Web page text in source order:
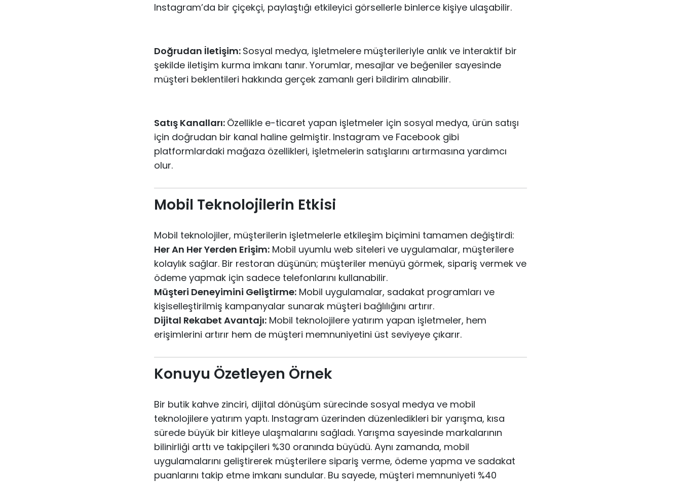
Instagram’da bir çiçekçi, paylaştığı etkileyici görsellerle binlerce kişiye ulaşabilir.
Doğrudan İletişim: Sosyal medya, işletmelere müşterileriyle anlık ve interaktif bir
şekilde iletişim kurma imkanı tanır. Yorumlar, mesajlar ve beğeniler sayesinde
müşteri beklentileri hakkında gerçek zamanlı geri bildirim alınabilir.
Satış Kanalları: Özellikle e-ticaret yapan işletmeler için sosyal medya, ürün satışı
için doğrudan bir kanal haline gelmiştir. Instagram ve Facebook gibi
platformlardaki mağaza özellikleri, işletmelerin satışlarını artırmasına yardımcı
olur.
Mobil Teknolojilerin Etkisi
Mobil teknolojiler, müşterilerin işletmelerle etkileşim biçimini tamamen değiştirdi:
Her An Her Yerden Erişim: Mobil uyumlu web siteleri ve uygulamalar, müşterilere
kolaylık sağlar. Bir restoran düşünün; müşteriler menüyü görmek, sipariş vermek ve
ödeme yapmak için sadece telefonlarını kullanabilir.
Müşteri Deneyimini Geliştirme: Mobil uygulamalar, sadakat programları ve
kişiselleştirilmiş kampanyalar sunarak müşteri bağlılığını artırır.
Dijital Rekabet Avantajı: Mobil teknolojilere yatırım yapan işletmeler, hem
erişimlerini artırır hem de müşteri memnuniyetini üst seviyeye çıkarır.
Konuyu Özetleyen Örnek
Bir butik kahve zinciri, dijital dönüşüm sürecinde sosyal medya ve mobil
teknolojilere yatırım yaptı. Instagram üzerinden düzenledikleri bir yarışma, kısa
sürede büyük bir kitleye ulaşmalarını sağladı. Yarışma sayesinde markalarının
bilinirliği arttı ve takipçileri %30 oranında büyüdü. Aynı zamanda, mobil
uygulamalarını geliştirerek müşterilere sipariş verme, ödeme yapma ve sadakat
puanlarını takip etme imkanı sundular. Bu sayede, müşteri memnuniyeti %40